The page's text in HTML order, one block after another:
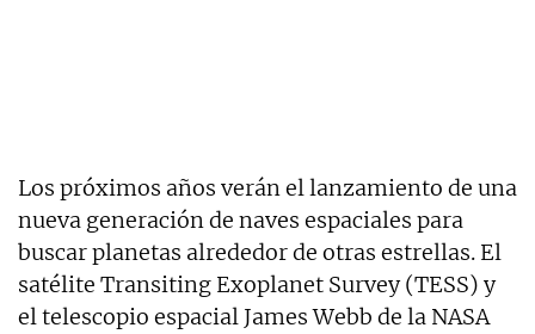
Los próximos años verán el lanzamiento de una
nueva generación de naves espaciales para
buscar planetas alrededor de otras estrellas. El
satélite Transiting Exoplanet Survey (TESS) y
el telescopio espacial James Webb de la NASA